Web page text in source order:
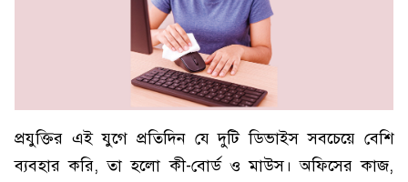
প্রযুক্তির এই যুগে প্রতিদিন যে দুটি ডিভাইস সবচেয়ে বেশি
ব্যবহার করি, তা হলো কী-বোর্ড ও মাউস। অফিসের কাজ,